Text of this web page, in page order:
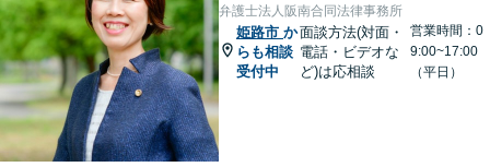
弁護士法人阪南合同法律事務所
姫路市 か
らも相談
受付中
面談方法(対面・
電話・ビデオな
ど)は応相談
営業時間：0
9:00~17:00
（平日）